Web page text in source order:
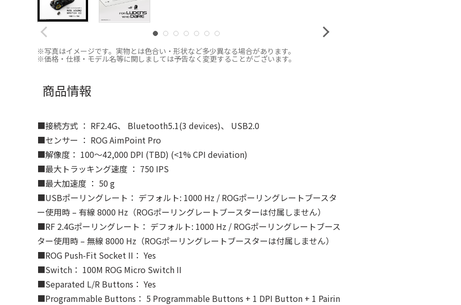
※写真はイメージです。実物とは色合い・形状など多少異なる場合があります。
※価格・仕様・モデル名等に関しましては予告なく変更することがございます。
商品情報
■接続方式 ： RF2.4G、 Bluetooth5.1(3 devices)、 USB2.0
■センサー ： ROG AimPoint Pro
■解像度： 100～42,000 DPI (TBD) (<1% CPI deviation)
■最大トラッキング速度 ： 750 IPS
■最大加速度 ： 50 g
■USBポーリングレート： デフォルト: 1000 Hz / ROGポーリングレートブースタ
ー使用時 – 有線 8000 Hz（ROGポーリングレートブースターは付属しません）
■RF 2.4Gポーリングレート： デフォルト: 1000 Hz / ROGポーリングレートブース
ター使用時 – 無線 8000 Hz（ROGポーリングレートブースターは付属しません）
■ROG Push-Fit Socket II： Yes
■Switch： 100M ROG Micro Switch II
■Separated L/R Buttons： Yes
■Programmable Buttons： 5 Programmable Buttons + 1 DPI Button + 1 Pairin